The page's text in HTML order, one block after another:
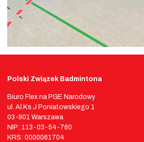
Polski Związek Badmintona
Biuro Flex na PGE Narodowy
ul. Al.Ks.J Poniatowskiego 1
03-901 Warszawa
NIP: 113-03-54-760
KRS: 0000061704